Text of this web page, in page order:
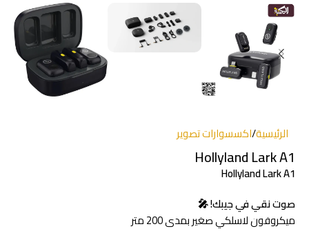
الرئيسية/اكسسوارات تصوير
Hollyland Lark A1
Hollyland Lark A1
صوت نقي في جيبك! 🎤
ميكروفون لاسلكي صغير بمدى 200 متر